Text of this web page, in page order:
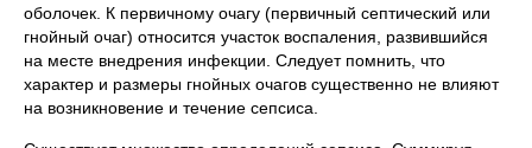
оболочек. К первичному очагу (первичный септический или
гнойный очаг) относится участок воспаления, развившийся
на месте внедрения инфекции. Следует помнить, что
характер и размеры гнойных очагов существенно не влияют
на возникновение и течение сепсиса.